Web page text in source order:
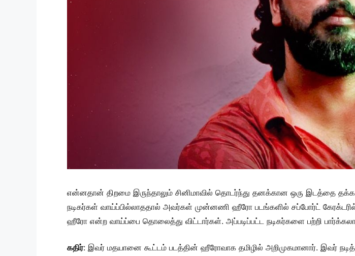
என்னதான் திறமை இருந்தாலும் சினிமாவில் தொடர்ந்து தனக்கான ஒரு இடத்தை
நடிகர்கள் வாய்ப்பில்லாததால் அவர்கள் முன்னணி ஹீரோ படங்களில் சப்போர்ட்
ஹீரோ என்ற வாய்ப்பை தொலைத்து விட்டார்கள். அப்படிப்பட்ட நடிகர்களை பற்றி
கதிர்: இவர் மதயானை கூட்டம் படத்தின் ஹீரோவாக தமிழில் அறிமுகமானார். இவர் நடித்த